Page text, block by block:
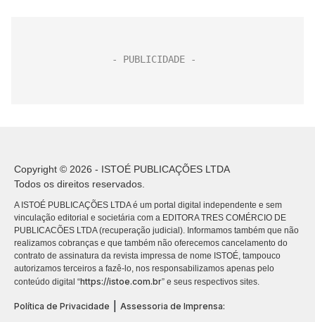
Copyright © 2026 - ISTOÉ PUBLICAÇÕES LTDA
Todos os direitos reservados.
A ISTOÉ PUBLICAÇÕES LTDA é um portal digital independente e sem
vinculação editorial e societária com a EDITORA TRES COMÉRCIO DE
PUBLICACÕES LTDA (recuperação judicial). Informamos também que não
realizamos cobranças e que também não oferecemos cancelamento do
contrato de assinatura da revista impressa de nome ISTOÉ, tampouco
autorizamos terceiros a fazê-lo, nos responsabilizamos apenas pelo
conteúdo digital “https://istoe.com.br” e seus respectivos sites.
Política de Privacidade
Assessoria de Imprensa: